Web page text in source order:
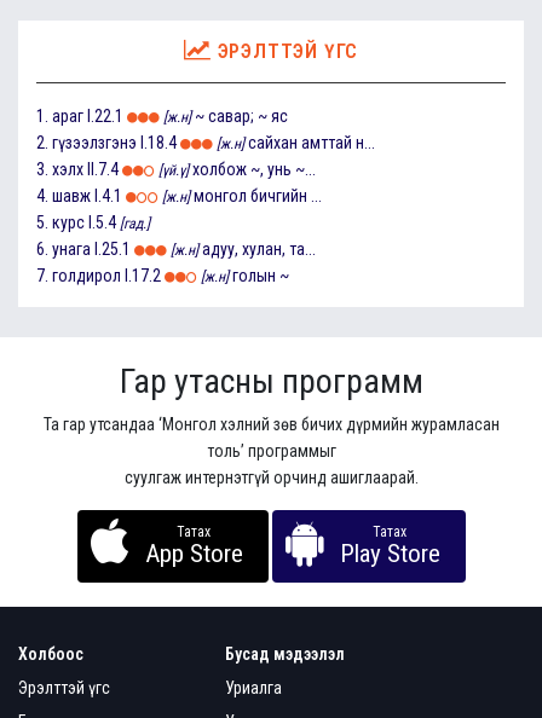
ЭРЭЛТТЭЙ ҮГС
1. араг I.22.1 [ж.н] ~ савар; ~ яс
2. гүзээлзгэнэ I.18.4 [ж.н] сайхан амттай н...
3. хэлх II.7.4 [үй.ү] холбож ~, унь ~...
4. шавж I.4.1 [ж.н] монгол бичгийн ...
5. курс I.5.4 [гад.]
6. унага I.25.1 [ж.н] адуу, хулан, та...
7. голдирол I.17.2 [ж.н] голын ~
Гар утасны программ
Та гар утсандаа ‘Монгол хэлний зөв бичих дүрмийн журамласан
толь’ программыг
суулгаж интернэтгүй орчинд ашиглаарай.
Татах
App Store
Татах
Play Store
Холбоос
Эрэлттэй үгс
Бусад мэдээлэл
Уриалга